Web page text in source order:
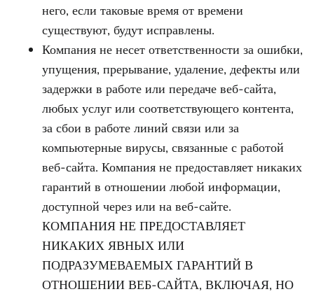
него, если таковые время от времени
существуют, будут исправлены.
Компания не несет ответственности за ошибки,
упущения, прерывание, удаление, дефекты или
задержки в работе или передаче веб-сайта,
любых услуг или соответствующего контента,
за сбои в работе линий связи или за
компьютерные вирусы, связанные с работой
веб-сайта. Компания не предоставляет никаких
гарантий в отношении любой информации,
доступной через или на веб-сайте.
КОМПАНИЯ НЕ ПРЕДОСТАВЛЯЕТ
НИКАКИХ ЯВНЫХ ИЛИ
ПОДРАЗУМЕВАЕМЫХ ГАРАНТИЙ В
ОТНОШЕНИИ ВЕБ-САЙТА, ВКЛЮЧАЯ, НО